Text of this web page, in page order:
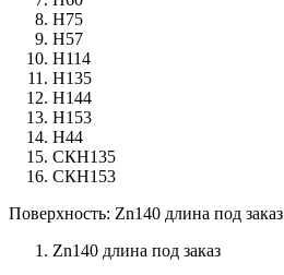
Н75
Н57
Н114
Н135
Н144
Н153
Н44
СКН135
СКН153
Поверхность: Zn140 длина под заказ
Zn140 длина под заказ